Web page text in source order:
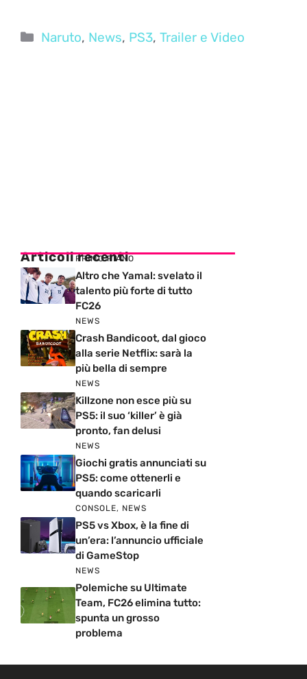
Categorie
Naruto, News, PS3,Trailer e Video
Articoli recenti
PRIMO PIANO
Altro che Yamal: svelato il
talento più forte di tutto
FC26
NEWS
Crash Bandicoot, dal gioco
alla serie Netflix: sarà la
più bella di sempre
NEWS
Killzone non esce più su
PS5: il suo ‘killer’ è già
pronto, fan delusi
NEWS
Giochi gratis annunciati su
PS5: come ottenerli e
quando scaricarli
CONSOLE, NEWS
PS5 vs Xbox, è la fine di
un’era: l’annuncio ufficiale
di GameStop
NEWS
Polemiche su Ultimate
Team, FC26 elimina tutto:
spunta un grosso
problema